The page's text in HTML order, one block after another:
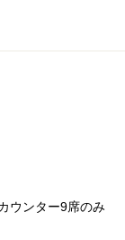
ウンター9席のみ